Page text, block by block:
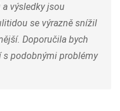
výsledky jsou
se výrazně snížil
Doporučila bych
podobnými problémy